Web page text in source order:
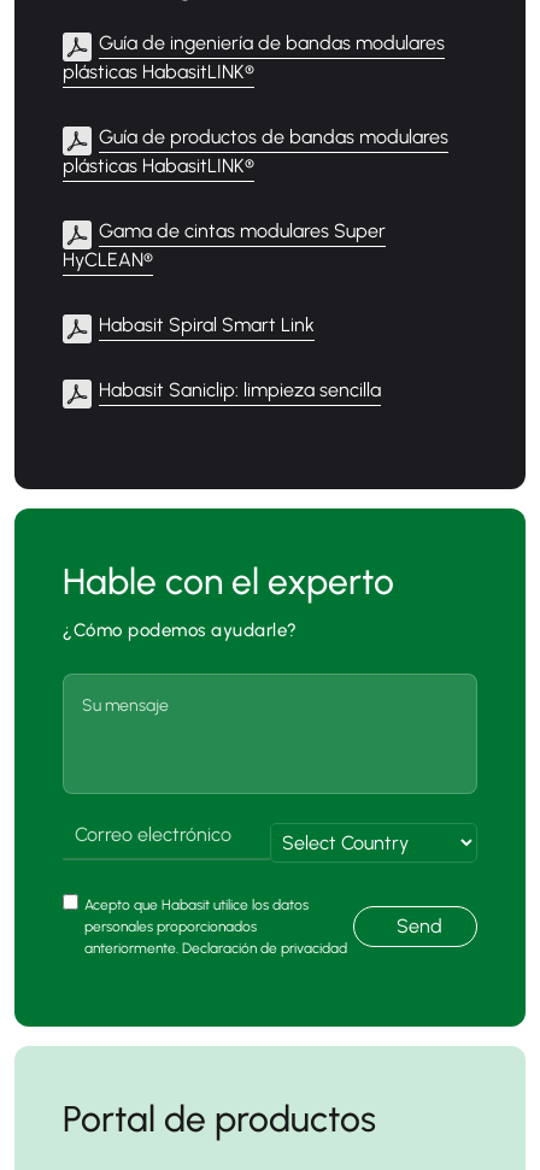
Guía de ingeniería de bandas modulares
plásticas HabasitLINK®
Guía de productos de bandas modulares
plásticas HabasitLINK®
Gama de cintas modulares Super
HyCLEAN®
Habasit Spiral Smart Link
Habasit Saniclip: limpieza sencilla
Hable con el experto
¿Cómo podemos ayudarle?
Acepto que Habasit utilice los datos
personales proporcionados
anteriormente. Declaración de privacidad
Send
Portal de productos